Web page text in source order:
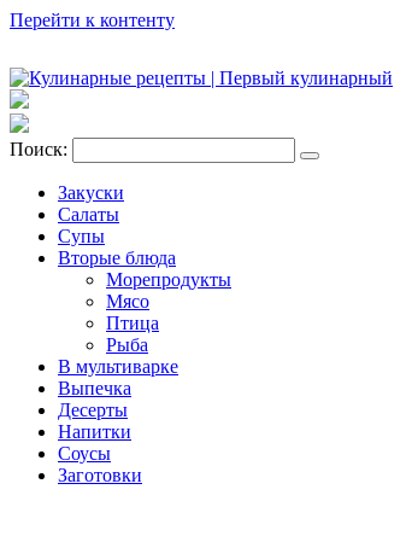
Перейти к контенту
Поиск:
Закуски
Салаты
Супы
Вторые блюда
Морепродукты
Мясо
Птица
Рыба
В мультиварке
Выпечка
Десерты
Напитки
Соусы
Заготовки